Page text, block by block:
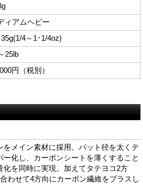
ィアムヘビー
4～1･1/4oz)
25lb
円（税別）
をメイン素材に採用。バット径を太くテ
ー化し、カーボンシートを薄くすること
化を同時に実現。加えてタテヨコ2方
わせて4方向にカーボン繊維をプラスし